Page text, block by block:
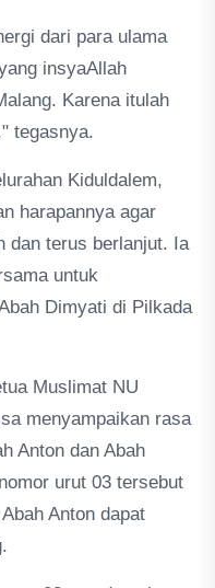
dari para ulama
insyaAllah
Karena itulah
tegasnya.
Kiduldalem,
harapannya agar
dan terus berlanjut. Ia
untuk
Dimyati di Pilkada
Muslimat NU
menyampaikan rasa
Anton dan Abah
urut 03 tersebut
Anton dapat